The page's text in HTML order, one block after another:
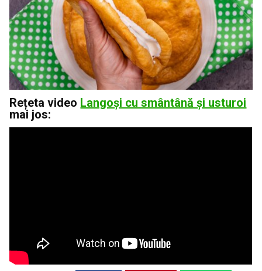
Rețeta video Langoși cu smântână și usturoi
mai jos: